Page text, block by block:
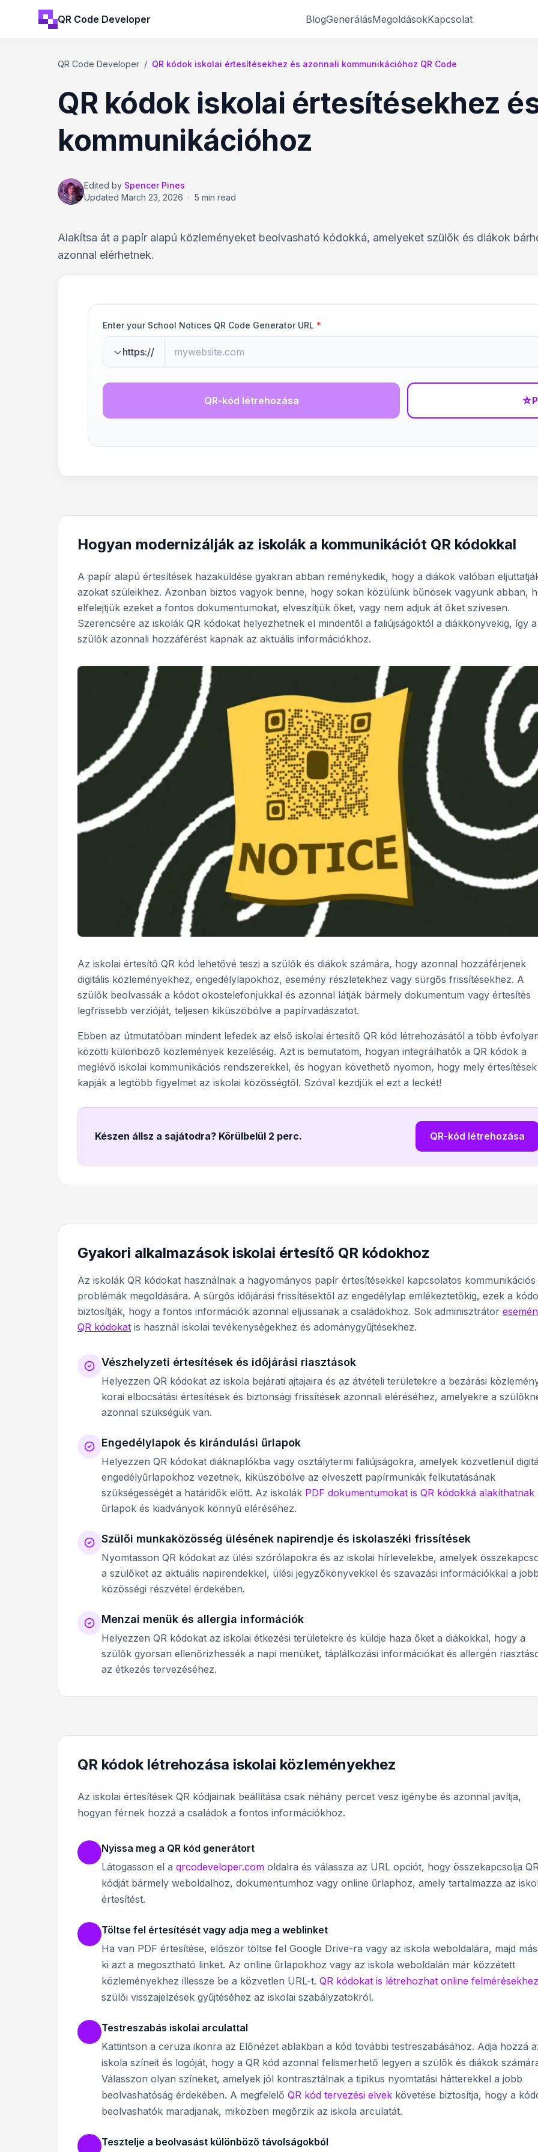
QR Code Developer BlogGenerálásMegoldásokKapcsolat
QR Code Developer / QR kódok iskolai értesítésekhez és azonnali kommunikációhoz QR Code
QR kódok iskolai értesítésekhez
kommunikációhoz
Edited by Spencer Pines
Updated March 23, 2026 · 5 min read
Alakítsa át a papír alapú közleményeket beolvasható kódokká, amelyeket szülők és diákok
azonnal elérhetnek.
Enter your School Notices QR Code Generator URL *
https://
QR-kód létrehozása ☆
Hogyan modernizálják az iskolák a kommunikációt QR kódokkal
A papír alapú értesítések hazaküldése gyakran abban reménykedik, hogy a diákok valóban
azokat szüleikhez. Azonban biztos vagyok benne, hogy sokan közülünk bűnösek vagyunk abban,
elfelejtjük ezeket a fontos dokumentumokat, elveszítjük őket, vagy nem adjuk át őket szívesen.
Szerencsére az iskolák QR kódokat helyezhetnek el mindentől a faliújságoktól a diákkönyvekig, így a
szülők azonnali hozzáférést kapnak az aktuális információkhoz.
Az iskolai értesítő QR kód lehetővé teszi a szülők és diákok számára, hogy azonnal hozzáférjenek
digitális közleményekhez, engedélylapokhoz, esemény részletekhez vagy sürgős frissítésekhez. A
szülők beolvassák a kódot okostelefonjukkal és azonnal látják bármely dokumentum vagy értesítés
legfrissebb verzióját, teljesen kiküszöbölve a papírvadászatot.
Ebben az útmutatóban mindent lefedek az első iskolai értesítő QR kód létrehozásától a több
közötti különböző közlemények kezeléséig. Azt is bemutatom, hogyan integrálhatók a QR kódok a
meglévő iskolai kommunikációs rendszerekkel, és hogyan követhető nyomon, hogy mely értesítések
kapják a legtöbb figyelmet az iskolai közösségtől. Szóval kezdjük el ezt a leckét!
Készen állsz a sajátodra? Körülbelül 2 perc. QR-kód létrehozása
Gyakori alkalmazások iskolai értesítő QR kódokhoz
Az iskolák QR kódokat használnak a hagyományos papír értesítésekkel kapcsolatos kommunikációs
problémák megoldására. A sürgős időjárási frissítésektől az engedélylap emlékeztetőkig, ezek a
biztosítják, hogy a fontos információk azonnal eljussanak a családokhoz. Sok adminisztrátor
QR kódokat is használ iskolai tevékenységekhez és adománygyűjtésekhez.
Vészhelyzeti értesítések és időjárási riasztások
Helyezzen QR kódokat az iskola bejárati ajtajaira és az átvételi területekre a bezárási
korai elbocsátási értesítések és biztonsági frissítések azonnali eléréséhez, amelyekre a
azonnal szükségük van.
Engedélylapok és kirándulási űrlapok
Helyezzen QR kódokat diáknaplókba vagy osztálytermi faliújságokra, amelyek közvetlenül
engedélyűrlapokhoz vezetnek, kiküszöbölve az elveszett papírmunkák felkutatásának
szükségességét a határidők előtt. Az iskolák PDF dokumentumokat is QR kódokká alakíthatnak
űrlapok és kiadványok könnyű eléréséhez.
Szülői munkaközösség ülésének napirendje és iskolaszéki frissítések
Nyomtasson QR kódokat az ülési szórólapokra és az iskolai hírlevelekbe, amelyek
a szülőket az aktuális napirendekkel, ülési jegyzőkönyvekkel és szavazási információkkal a
közösségi részvétel érdekében.
Menzai menük és allergia információk
Helyezzen QR kódokat az iskolai étkezési területekre és küldje haza őket a diákokkal, hogy a
szülők gyorsan ellenőrizhessék a napi menüket, táplálkozási információkat és allergén
az étkezés tervezéséhez.
QR kódok létrehozása iskolai közleményekhez
Az iskolai értesítések QR kódjainak beállítása csak néhány percet vesz igénybe és azonnal javítja,
hogyan férnek hozzá a családok a fontos információkhoz.
Nyissa meg a QR kód generátort
Látogasson el a qrcodeveloper.com oldalra és válassza az URL opciót, hogy összekapcsolja
kódját bármely weboldalhoz, dokumentumhoz vagy online űrlaphoz, amely tartalmazza az
értesítést.
Töltse fel értesítését vagy adja meg a weblinket
Ha van PDF értesítése, először töltse fel Google Drive-ra vagy az iskola weboldalára, majd
ki azt a megosztható linket. Az online űrlapokhoz vagy az iskola weboldalán már közzétett
közleményekhez illessze be a közvetlen URL-t. QR kódokat is létrehozhat online felmérésekhez
szülői visszajelzések gyűjtéséhez az iskolai szabályzatokról.
Testreszabás iskolai arculattal
Kattintson a ceruza ikonra az Előnézet ablakban a kód további testreszabásához. Adja hozzá
iskola színeit és logóját, hogy a QR kód azonnal felismerhető legyen a szülők és diákok
Válasszon olyan színeket, amelyek jól kontrasztálnak a tipikus nyomtatási hátterekkel a jobb
beolvashatóság érdekében. A megfelelő QR kód tervezési elvek követése biztosítja, hogy a
beolvashatók maradjanak, miközben megőrzik az iskola arculatát.
Tesztelje a beolvasást különböző távolságokból